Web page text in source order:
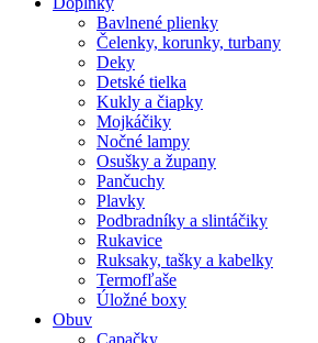
Bavlnené plienky
Čelenky, korunky, turbany
Deky
Detské tielka
Kukly a čiapky
Mojkáčiky
Nočné lampy
Osušky a župany
Pančuchy
Plavky
Podbradníky a slintáčiky
Rukavice
Ruksaky, tašky a kabelky
Termofľaše
Úložné boxy
Obuv